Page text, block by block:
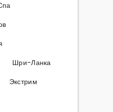
Шри-Ланка
Экстрим